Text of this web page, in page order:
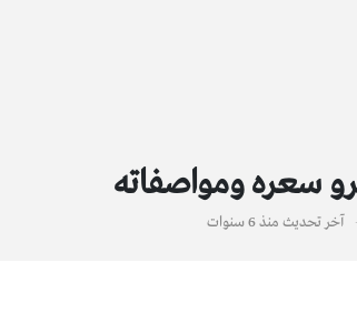
آخر تحديث منذ 6 سنوات